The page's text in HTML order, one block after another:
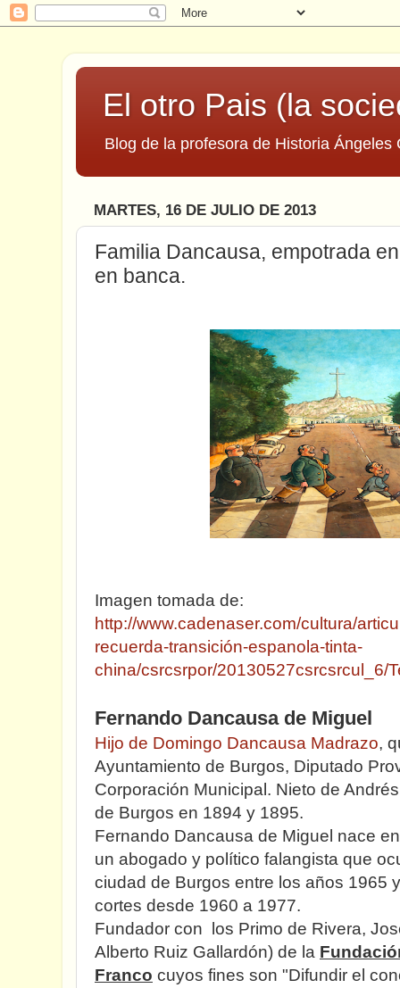
El otro Pais (la
Blog de la profesora de Historia Ángeles
MARTES, 16 DE JULIO DE 2013
Familia Dancausa, empotrada
en banca.
Imagen tomada de:
http://www.cadenaser.com/cultura/
recuerda-transición-espanola-tinta-
china/csrcsrpor/20130527csrcsrcul_6/
Fernando Dancausa de Miguel
Hijo de Domingo Dancausa Madrazo,
Ayuntamiento de Burgos, Diputado
Corporación Municipal. Nieto de
de Burgos en 1894 y 1895.
Fernando Dancausa de Miguel nace
un abogado y político falangista que
ciudad de Burgos entre los años 1965
cortes desde 1960 a 1977.
Fundador con los Primo de Rivera,
Alberto Ruiz Gallardón) de la
Franco cuyos fines son "Difundir el